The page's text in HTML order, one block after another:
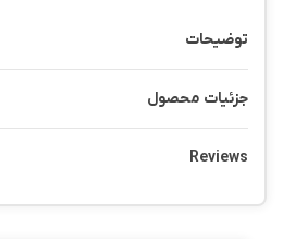
توضیحات
جزئیات محصول
Reviews